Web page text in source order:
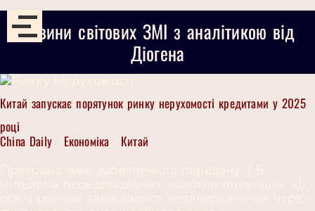
Новини світових ЗМІ з аналітикою від
Діогена
Китай запускає порятунок ринку нерухомості кредитами у 2025
році
China Daily, Економіка Китай